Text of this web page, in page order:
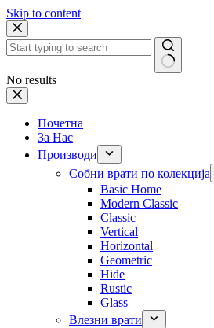
Skip to content
No results
Почетна
За Нас
Производи
Собни врати по колекција
Basic Home
Modern Classic
Classic
Vertical
Horizontal
Geometric
Hide
Rustic
Glass
Влезни врати